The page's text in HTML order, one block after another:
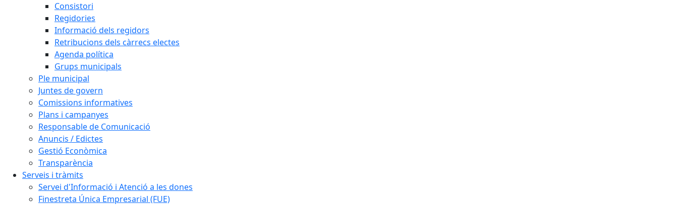
Consistori
Regidories
Informació dels regidors
Retribucions dels càrrecs electes
Agenda política
Grups municipals
Ple municipal
Juntes de govern
Comissions informatives
Plans i campanyes
Responsable de Comunicació
Anuncis / Edictes
Gestió Econòmica
Transparència
Serveis i tràmits
Servei d'Informació i Atenció a les dones
Finestreta Única Empresarial (FUE)